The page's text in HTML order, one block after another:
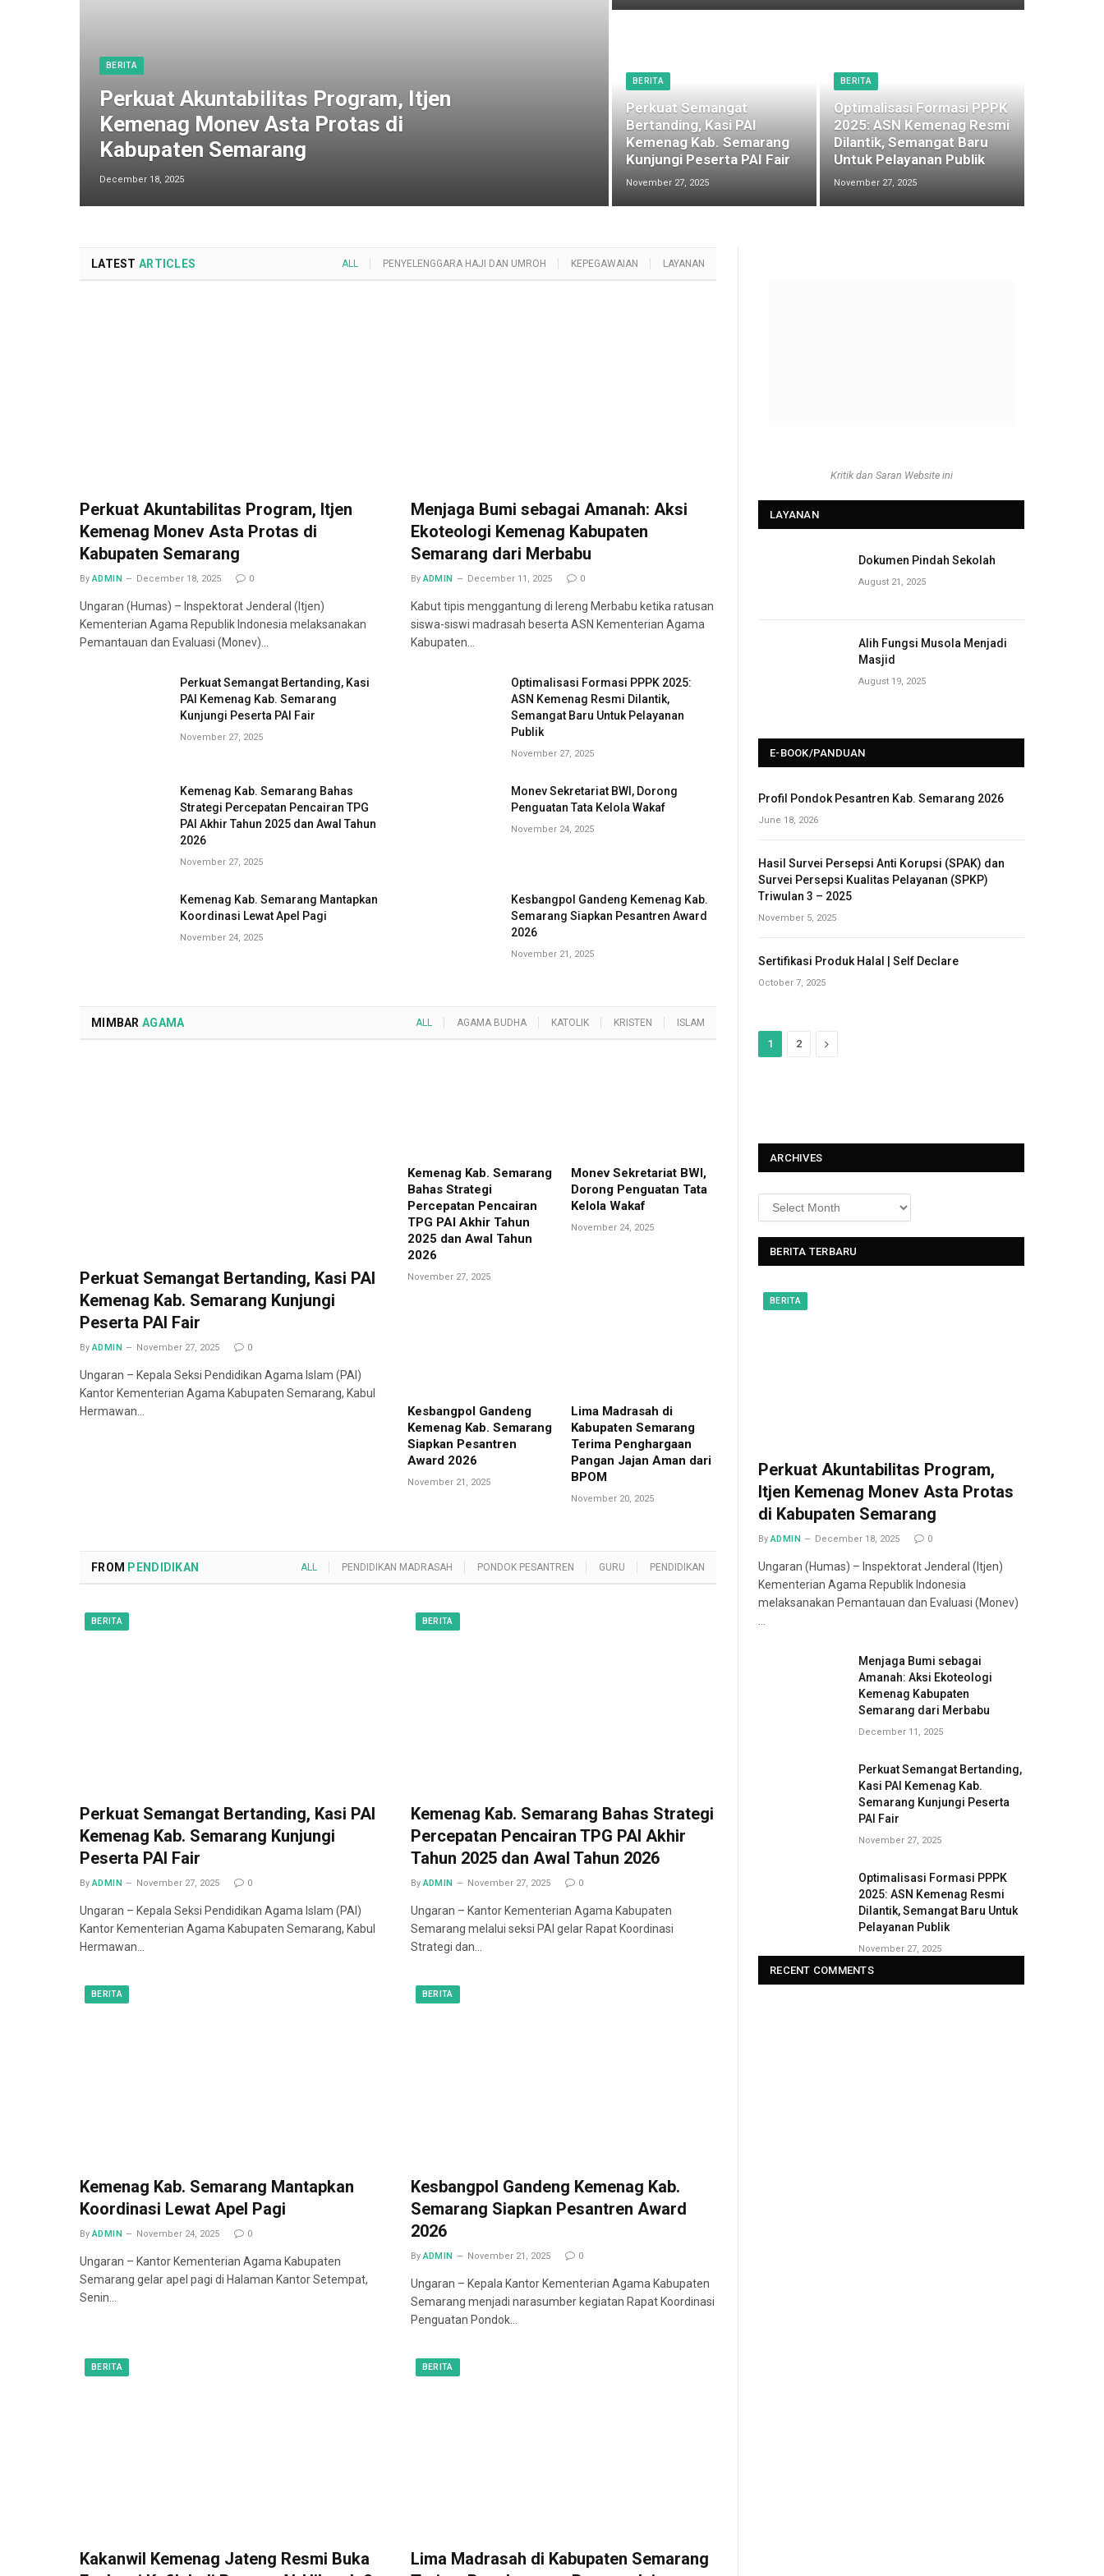
BERITA
Perkuat Akuntabilitas Program, Itjen
Kemenag Monev Asta Protas di
Kabupaten Semarang
December 18, 2025
BERITA
Perkuat Semangat
Bertanding, Kasi PAI
Kemenag Kab. Semarang
Kunjungi Peserta PAI Fair
November 27, 2025
BERITA
Optimalisasi Formasi PPPK
2025: ASN Kemenag Resmi
Dilantik, Semangat Baru
Untuk Pelayanan Publik
November 27, 2025
LATEST ARTICLES ALL PENYELENGGARA HAJI DAN UMROH KEPEGAWAIAN LAYANAN
Perkuat Akuntabilitas Program, Itjen
Kemenag Monev Asta Protas di
Kabupaten Semarang
By ADMIN December 18, 2025 0
Ungaran (Humas) – Inspektorat Jenderal (Itjen)
Kementerian Agama Republik Indonesia melaksanakan
Pemantauan dan Evaluasi (Monev)…
Menjaga Bumi sebagai Amanah: Aksi
Ekoteologi Kemenag Kabupaten
Semarang dari Merbabu
By ADMIN December 11, 2025 0
Kabut tipis menggantung di lereng Merbabu ketika ratusan
siswa-siswi madrasah beserta ASN Kementerian Agama
Kabupaten…
Perkuat Semangat Bertanding, Kasi
PAI Kemenag Kab. Semarang
Kunjungi Peserta PAI Fair
November 27, 2025
Optimalisasi Formasi PPPK 2025:
ASN Kemenag Resmi Dilantik,
Semangat Baru Untuk Pelayanan
Publik
November 27, 2025
Kemenag Kab. Semarang Bahas
Strategi Percepatan Pencairan TPG
PAI Akhir Tahun 2025 dan Awal Tahun
2026
November 27, 2025
Monev Sekretariat BWI, Dorong
Penguatan Tata Kelola Wakaf
November 24, 2025
Kemenag Kab. Semarang Mantapkan
Koordinasi Lewat Apel Pagi
November 24, 2025
Kesbangpol Gandeng Kemenag Kab.
Semarang Siapkan Pesantren Award
2026
November 21, 2025
MIMBAR AGAMA ALL AGAMA BUDHA KATOLIK KRISTEN ISLAM
Perkuat Semangat Bertanding, Kasi PAI
Kemenag Kab. Semarang Kunjungi
Peserta PAI Fair
By ADMIN November 27, 2025 0
Ungaran – Kepala Seksi Pendidikan Agama Islam (PAI)
Kantor Kementerian Agama Kabupaten Semarang, Kabul
Hermawan…
Kemenag Kab. Semarang
Bahas Strategi
Percepatan Pencairan
TPG PAI Akhir Tahun
2025 dan Awal Tahun
2026
November 27, 2025
Monev Sekretariat BWI,
Dorong Penguatan Tata
Kelola Wakaf
November 24, 2025
Kesbangpol Gandeng
Kemenag Kab. Semarang
Siapkan Pesantren
Award 2026
November 21, 2025
Lima Madrasah di
Kabupaten Semarang
Terima Penghargaan
Pangan Jajan Aman dari
BPOM
November 20, 2025
FROM PENDIDIKAN ALL PENDIDIKAN MADRASAH PONDOK PESANTREN GURU PENDIDIKAN
BERITA
Perkuat Semangat Bertanding, Kasi PAI
Kemenag Kab. Semarang Kunjungi
Peserta PAI Fair
By ADMIN November 27, 2025 0
Ungaran – Kepala Seksi Pendidikan Agama Islam (PAI)
Kantor Kementerian Agama Kabupaten Semarang, Kabul
Hermawan…
BERITA
Kemenag Kab. Semarang Bahas Strategi
Percepatan Pencairan TPG PAI Akhir
Tahun 2025 dan Awal Tahun 2026
By ADMIN November 27, 2025 0
Ungaran – Kantor Kementerian Agama Kabupaten
Semarang melalui seksi PAI gelar Rapat Koordinasi
Strategi dan…
BERITA
Kemenag Kab. Semarang Mantapkan
Koordinasi Lewat Apel Pagi
By ADMIN November 24, 2025 0
Ungaran – Kantor Kementerian Agama Kabupaten
Semarang gelar apel pagi di Halaman Kantor Setempat,
Senin…
BERITA
Kesbangpol Gandeng Kemenag Kab.
Semarang Siapkan Pesantren Award
2026
By ADMIN November 21, 2025 0
Ungaran – Kepala Kantor Kementerian Agama Kabupaten
Semarang menjadi narasumber kegiatan Rapat Koordinasi
Penguatan Pondok…
BERITA
Kakanwil Kemenag Jateng Resmi Buka
BERITA
Lima Madrasah di Kabupaten Semarang
Kritik dan Saran Website ini
LAYANAN
Dokumen Pindah Sekolah
August 21, 2025
Alih Fungsi Musola Menjadi
Masjid
August 19, 2025
E-BOOK/PANDUAN
Profil Pondok Pesantren Kab. Semarang 2026
June 18, 2026
Hasil Survei Persepsi Anti Korupsi (SPAK) dan
Survei Persepsi Kualitas Pelayanan (SPKP)
Triwulan 3 – 2025
November 5, 2025
Sertifikasi Produk Halal | Self Declare
October 7, 2025
1 2
N
ARCHIVES
BERITA TERBARU
BERITA
Perkuat Akuntabilitas Program,
Itjen Kemenag Monev Asta Protas
di Kabupaten Semarang
By ADMIN December 18, 2025 0
Ungaran (Humas) – Inspektorat Jenderal (Itjen)
Kementerian Agama Republik Indonesia
melaksanakan Pemantauan dan Evaluasi (Monev)
…
Menjaga Bumi sebagai
Amanah: Aksi Ekoteologi
Kemenag Kabupaten
Semarang dari Merbabu
December 11, 2025
Perkuat Semangat Bertanding,
Kasi PAI Kemenag Kab.
Semarang Kunjungi Peserta
PAI Fair
November 27, 2025
Optimalisasi Formasi PPPK
2025: ASN Kemenag Resmi
Dilantik, Semangat Baru Untuk
Pelayanan Publik
November 27, 2025
RECENT COMMENTS